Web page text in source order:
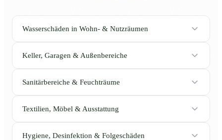
Wasserschäden in Wohn- & Nutzräumen
Keller, Garagen & Außenbereiche
Sanitärbereiche & Feuchträume
Textilien, Möbel & Ausstattung
Hygiene, Desinfektion & Folgeschäden